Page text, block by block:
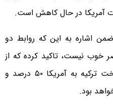
آمریکا در حال کاهش است.
اشاره به این که روابط دو
خوب نیست، تاکید کرده که از
این پس تعرفه واردات فولاد ساخت ترکیه به آمریکا ۵۰ درصد و